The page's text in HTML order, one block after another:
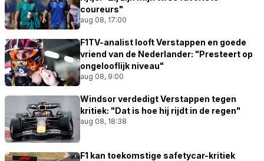
coureurs"
aug 08, 17:00
F1TV-analist looft Verstappen en goede
vriend van de Nederlander: "Presteert op
ongelooflijk niveau"
aug 08, 9:00
Windsor verdedigt Verstappen tegen
kritiek: "Dat is hoe hij rijdt in de regen"
aug 08, 18:38
F1 kan toekomstige safetycar-kritiek